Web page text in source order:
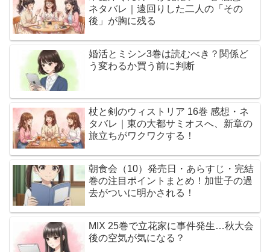
ネタバレ｜遠回りした二人の「その
後」が胸に残る
婚活とミシン3巻は読むべき？関係ど
う変わるか買う前に判断
杖と剣のウィストリア 16巻 感想・ネ
タバレ｜東の大都サミオスへ、新章の
旅立ちがワクワクする！
朝食会（10）発売日・あらすじ・完結
巻の注目ポイントまとめ！加世子の過
去がついに明かされる！
MIX 25巻で立花家に事件発生…秋大会
後の空気が気になる？